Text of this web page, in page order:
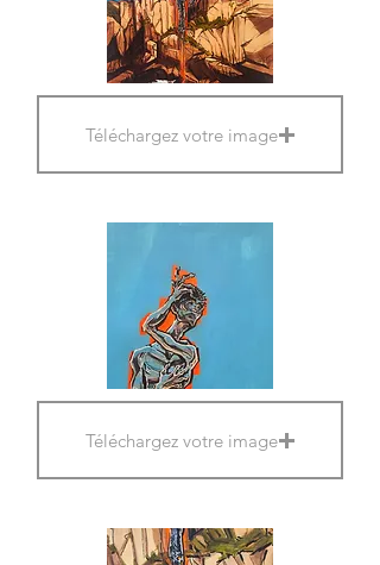
Téléchargez votre image
Téléchargez votre image